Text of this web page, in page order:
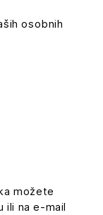
osobnih
možete
ili na e-mail